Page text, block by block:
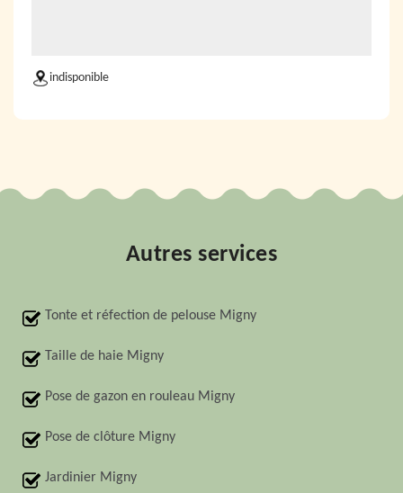
indisponible
Autres services
Tonte et réfection de pelouse Migny
Taille de haie Migny
Pose de gazon en rouleau Migny
Pose de clôture Migny
Jardinier Migny